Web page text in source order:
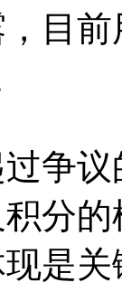
目
议
分
是